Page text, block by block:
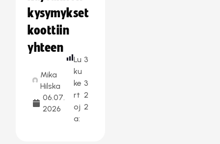
kysymykset
koottiin
yhteen
Mika
Hilska
06.07.
2026
Lu
ku
ke
rt
oj
a:
3
3
2
2